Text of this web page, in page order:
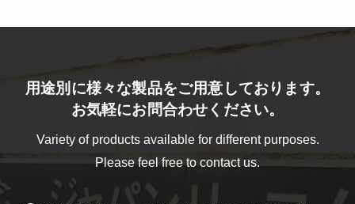
用途別に様々な製品をご用意しております。
お気軽にお問合わせください。
Variety of products available for different purposes.
Please feel free to contact us.